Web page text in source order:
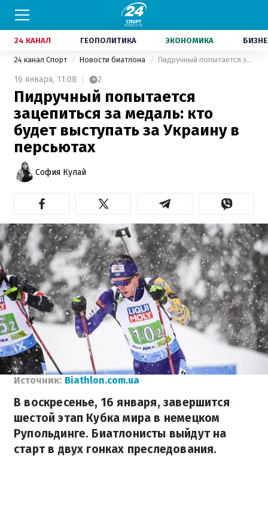
24 КАНАЛ ГЕОПОЛИТИКА ЭКОНОМИКА
24 канал Спорт Новости биатлона Пидручный попытается зацепиться за медаль: кто будет выступать за Украину в персьютах
16 января, 11:08 2
Пидручный попытается
зацепиться за медаль: кто
будет выступать за Украину в
персьютах
София Кулай
Источник: Biathlon.com.ua
В воскресенье, 16 января, завершится
шестой этап Кубка мира в немецком
Рупольдинге. Биатлонисты выйдут на
старт в двух гонках преследования.